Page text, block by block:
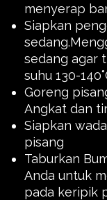
menyerap
Siapkan
sedang agar
suhu 130-
Goreng
Angkat dan
Siapkan
pisang
Taburkan
Anda untuk
pada keripik